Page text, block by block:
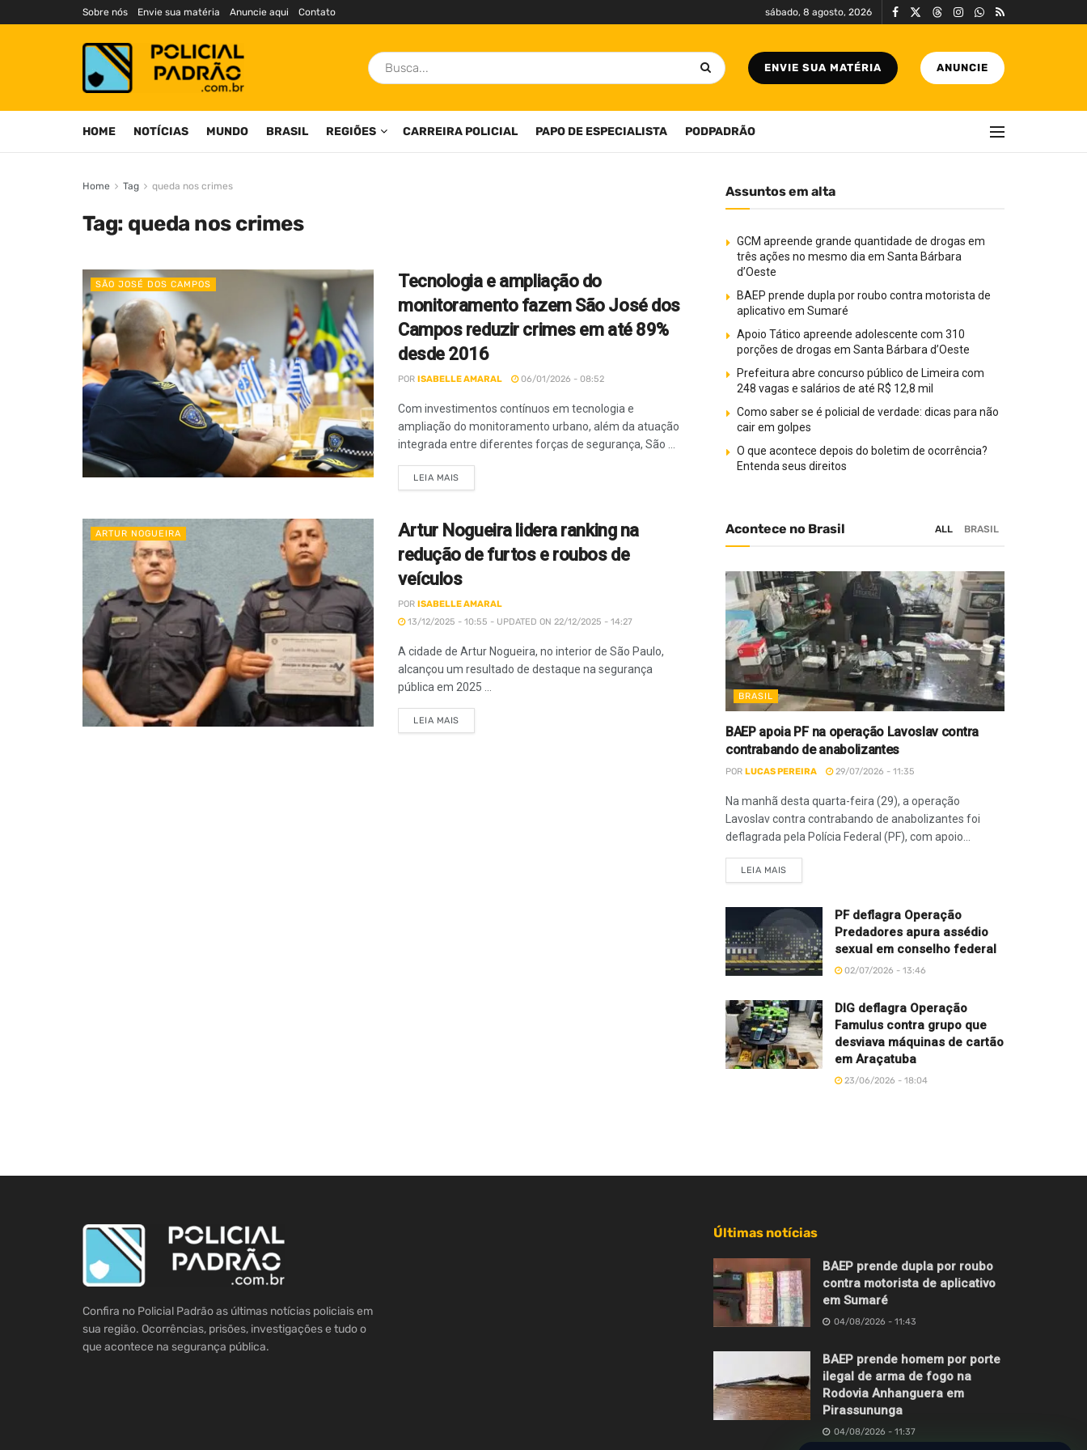
Sobre nós Envie sua matéria Anuncie aqui Contato sábado, 8 agosto, 2026
ENVIE SUA MATÉRIA ANUNCIE
HOME NOTÍCIAS MUNDO BRASIL REGIÕES CARREIRA POLICIAL PAPO DE ESPECIALISTA PODPADRÃO
Home Tag queda nos crimes
Tag: queda nos crimes
SÃO JOSÉ DOS CAMPOS
Tecnologia e ampliação do
monitoramento fazem São José dos
Campos reduzir crimes em até 89%
desde 2016
POR ISABELLE AMARAL 06/01/2026 - 08:52
Com investimentos contínuos em tecnologia e
ampliação do monitoramento urbano, além da atuação
integrada entre diferentes forças de segurança, São ...
LEIA MAIS
ARTUR NOGUEIRA
Artur Nogueira lidera ranking na
redução de furtos e roubos de
veículos
POR ISABELLE AMARAL
13/12/2025 - 10:55 - UPDATED ON 22/12/2025 - 14:27
A cidade de Artur Nogueira, no interior de São Paulo,
alcançou um resultado de destaque na segurança
pública em 2025 ...
LEIA MAIS
Assuntos em alta
GCM apreende grande quantidade de drogas em
três ações no mesmo dia em Santa Bárbara
d’Oeste
BAEP prende dupla por roubo contra motorista de
aplicativo em Sumaré
Apoio Tático apreende adolescente com 310
porções de drogas em Santa Bárbara d’Oeste
Prefeitura abre concurso público de Limeira com
248 vagas e salários de até R$ 12,8 mil
Como saber se é policial de verdade: dicas para não
cair em golpes
O que acontece depois do boletim de ocorrência?
Entenda seus direitos
Acontece no Brasil ALL BRASIL
BRASIL
BAEP apoia PF na operação Lavoslav contra
contrabando de anabolizantes
POR LUCAS PEREIRA 29/07/2026 - 11:35
Na manhã desta quarta-feira (29), a operação
Lavoslav contra contrabando de anabolizantes foi
deflagrada pela Polícia Federal (PF), com apoio...
LEIA MAIS
PF deflagra Operação
Predadores apura assédio
sexual em conselho federal
02/07/2026 - 13:46
DIG deflagra Operação
Famulus contra grupo que
desviava máquinas de cartão
em Araçatuba
23/06/2026 - 18:04
Confira no Policial Padrão as últimas notícias policiais em
sua região. Ocorrências, prisões, investigações e tudo o
que acontece na segurança pública.
Últimas notícias
BAEP prende dupla por roubo
contra motorista de aplicativo
em Sumaré
04/08/2026 - 11:43
BAEP prende homem por porte
ilegal de arma de fogo na
Rodovia Anhanguera em
Pirassununga
04/08/2026 - 11:37